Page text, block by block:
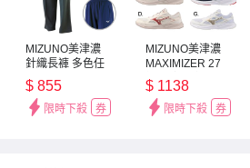
MIZUNO美津濃
針織長褲 多色任
選
$ 855
限時下殺 券
MIZUNO美津濃
MAXIMIZER 27
慢跑鞋 男女多色
任選
$ 1138
限時下殺 券